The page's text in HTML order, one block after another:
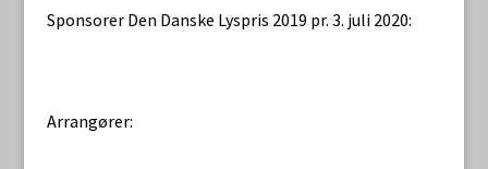
Sponsorer Den Danske Lyspris 2019 pr. 3. juli 2020:
Arrangører: